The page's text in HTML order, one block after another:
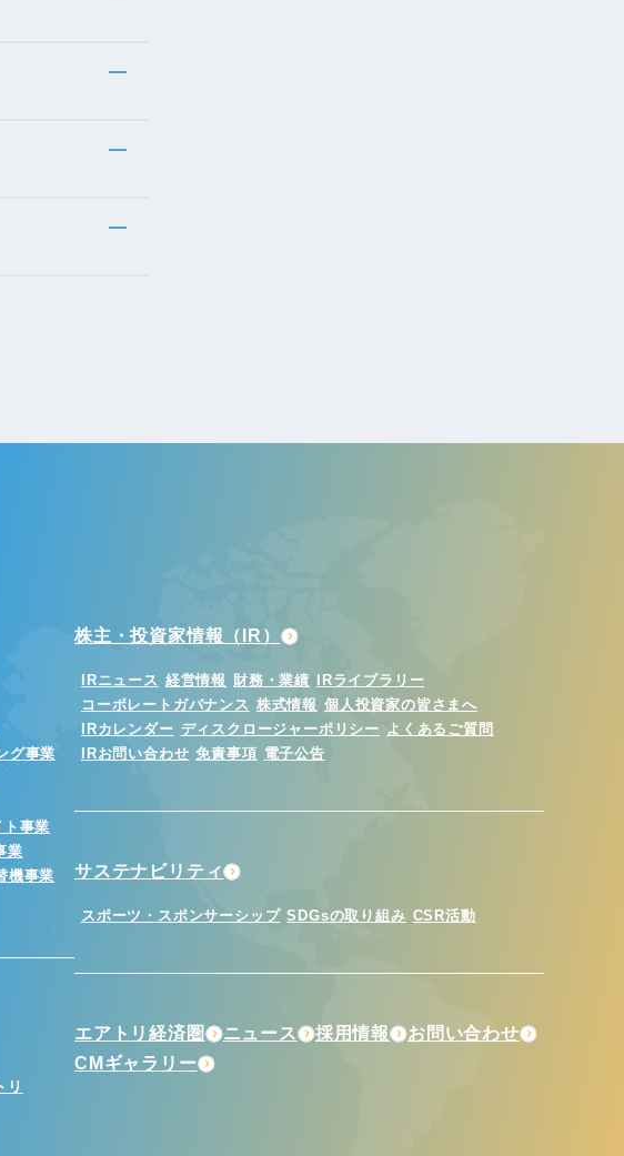
グ事業
事業
業
機事業
リ
株主・投資家情報（IR）
IRニュース 経営情報 財務・業績
IRライブラリー
コーポレートガバナンス 株式情報 個人投資家の皆さまへ
IRカレンダー ディスクロージャーポリシー よくあるご質問
IRお問い合わせ 免責事項 電子公告
サステナビリティ
スポーツ・スポンサーシップ SDGsの取り組み CSR活動
エアトリ経済圏 ニュース 採用情報
お問い合わせ
CMギャラリー